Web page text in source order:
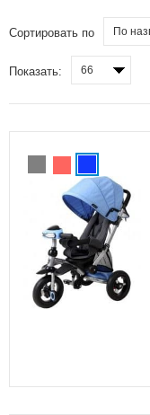
Сортировать по
Показать: 66